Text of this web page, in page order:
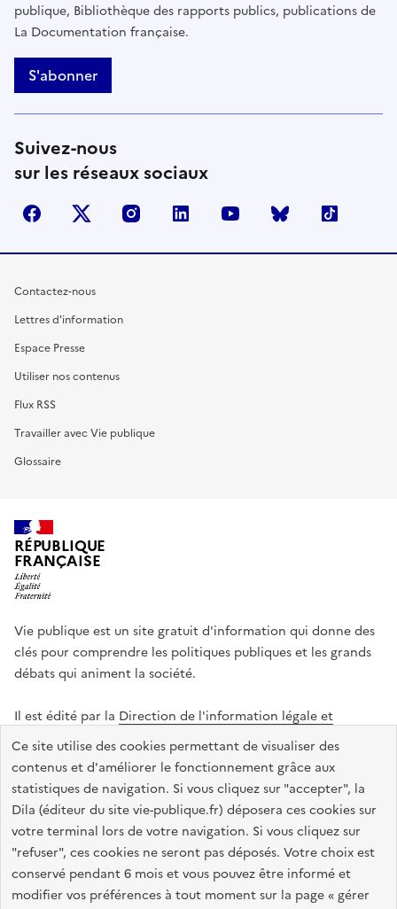
Ce site utilise des cookies permettant de visualiser des
contenus et d'améliorer le fonctionnement grâce aux
statistiques de navigation. Si vous cliquez sur "accepter", la
Dila (éditeur du site vie-publique.fr) déposera ces cookies sur
votre terminal lors de votre navigation. Si vous cliquez sur
"refuser", ces cookies ne seront pas déposés. Votre choix est
conservé pendant 6 mois et vous pouvez être informé et
modifier vos préférences à tout moment sur la page « gérer
publique, Bibliothèque des rapports publics, publications de
La Documentation française.
S'abonner
Suivez-nous
sur les réseaux sociaux
facebook X (anciennement Twitter)
instagramlinkedin youtube Bluesky
Contactez-nous
Lettres d'information
Espace Presse
Utiliser nos contenus
Flux RSS
Travailler avec Vie publique
Glossaire
RÉPUBLIQUE
FRANÇAISE
Vie publique est un site gratuit d'information qui donne des
clés pour comprendre les politiques publiques et les grands
débats qui animent la société.
Il est édité par la Direction de l'information légale et
administrative
legifrance.gouv.fr info.gouv.fr
data.gouv.fr
service-public.gouv.fr
Accessibilité : totalement conforme Données personnelles